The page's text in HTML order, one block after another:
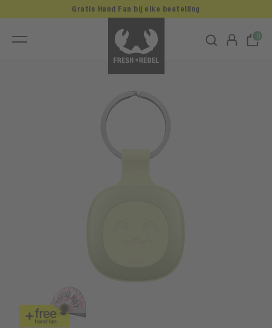
0
Gratis Hand Fan bij elke bestelling